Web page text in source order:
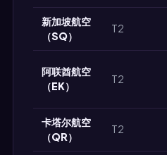
新加坡航空
（SQ）
T2
阿联酋航空
（EK）
T2
卡塔尔航空
（QR）
T2